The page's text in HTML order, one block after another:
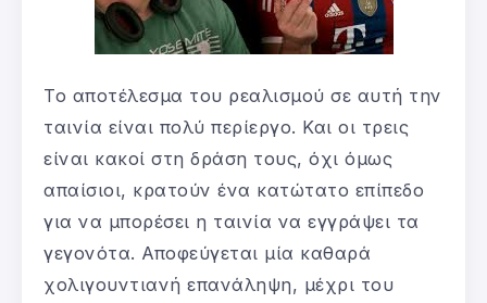
Το αποτέλεσμα του ρεαλισμού σε αυτή την
ταινία είναι πολύ περίεργο. Και οι τρεις
είναι κακοί στη δράση τους, όχι όμως
απαίσιοι, κρατούν ένα κατώτατο επίπεδο
για να μπορέσει η ταινία να εγγράψει τα
γεγονότα. Αποφεύγεται μία καθαρά
χολιγουντιανή επανάληψη, μέχρι του